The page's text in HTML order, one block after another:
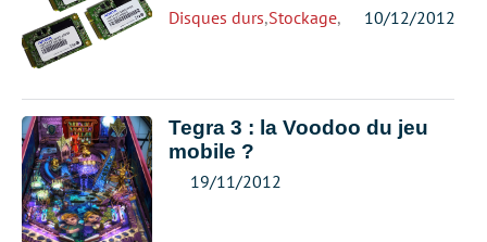
Disques durs,Stockage, Ultrabook
10/12/2012
Tegra 3 : la Voodoo du jeu
mobile ?
19/11/2012